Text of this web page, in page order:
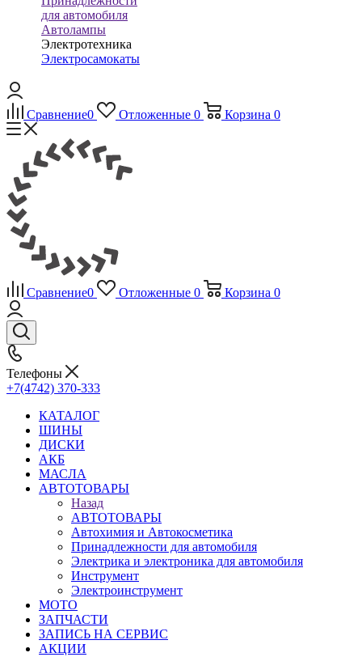
для автомобиля
Автолампы
Электротехника
Электросамокаты
Сравнение0 Отложенные 0 Корзина 0
Сравнение0 Отложенные 0 Корзина 0
Телефоны
+7(4742) 370-333
КАТАЛОГ
ШИНЫ
ДИСКИ
АКБ
МАСЛА
АВТОТОВАРЫ
Назад
АВТОТОВАРЫ
Автохимия и Автокосметика
Принадлежности для автомобиля
Электрика и электроника для автомобиля
Инструмент
Электроинструмент
МОТО
ЗАПЧАСТИ
ЗАПИСЬ НА СЕРВИС
АКЦИИ